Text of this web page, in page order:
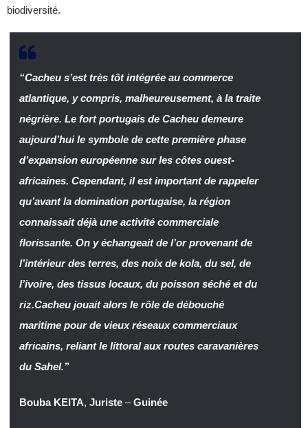
biodiversité.
“Cacheu s’est très tôt intégrée au commerce
atlantique, y compris, malheureusement, à la traite
négrière. Le fort portugais de Cacheu demeure
aujourd’hui le symbole de cette première phase
d’expansion européenne sur les côtes ouest-
africaines. Cependant, il est important de rappeler
qu’avant la domination portugaise, la région
connaissait déjà une activité commerciale
florissante. On y échangeait de l’or provenant de
l’intérieur des terres, des noix de kola, du sel, de
l’ivoire, des tissus locaux, du poisson séché et du
riz.Cacheu jouait alors le rôle de débouché
maritime pour de vieux réseaux commerciaux
africains, reliant le littoral aux routes caravanières
du Sahel.”
Bouba KEITA, Juriste–Guinée